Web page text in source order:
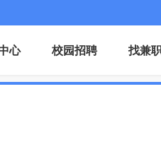
心 校园招聘 找兼